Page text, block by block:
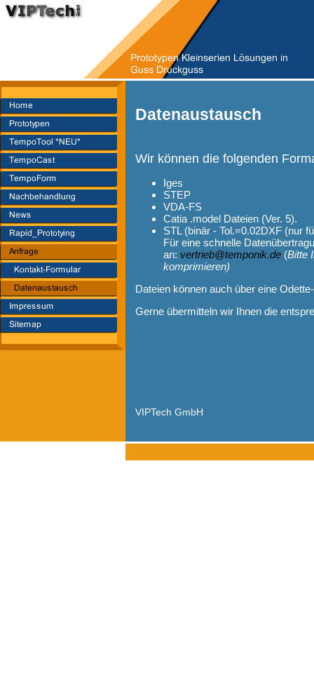
Datenaustausch
Wir können die folgenden
Iges
STEP
VDA-FS
Catia .model Dateien (Ver. 5).
STL (binär - Tol.=0.02DXF (nur
Für eine schnelle
an: vertrieb@temponik.de (Bitte
komprimieren)
Dateien können auch über eine
Gerne übermitteln wir Ihnen die
VIPTech GmbH